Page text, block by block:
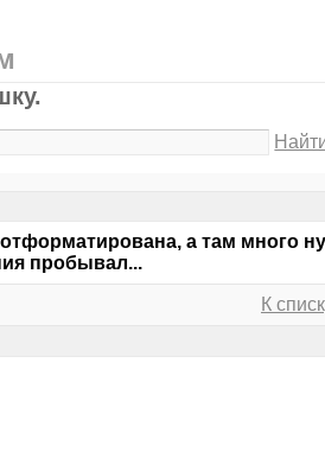
а там много
пробывал...
К